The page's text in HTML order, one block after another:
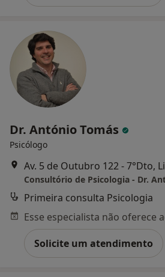
Dr. António Tomás
Psicólogo
Av. 5 de Outubro 122 - 7°Dto,
Consultório de Psicologia - Dr.
Primeira consulta Psicologia
Solicite um atendimento